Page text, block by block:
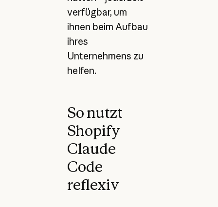
verfügbar, um
ihnen beim Aufbau
ihres
Unternehmens zu
helfen.
So nutzt
Shopify
Claude
Code
reflexiv